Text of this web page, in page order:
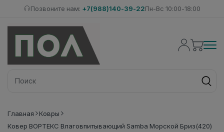
Позвоните нам: +7(988)140-39-22Пн-Вс 10:00-18:00
Главная
Ковры
Ковер ВОРТЕКС Влаговпитывающий Samba Морской Бриз(420)